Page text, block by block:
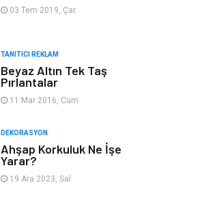
İnternet
Endüstriyel
Ambalaj
03 Tem 2019, Çar
TANITICI REKLAM
Beyaz Altın Tek Taş
Pırlantalar
11 Mar 2016, Cum
DEKORASYON
Ahşap Korkuluk Ne İşe
Yarar?
19 Ara 2023, Sal